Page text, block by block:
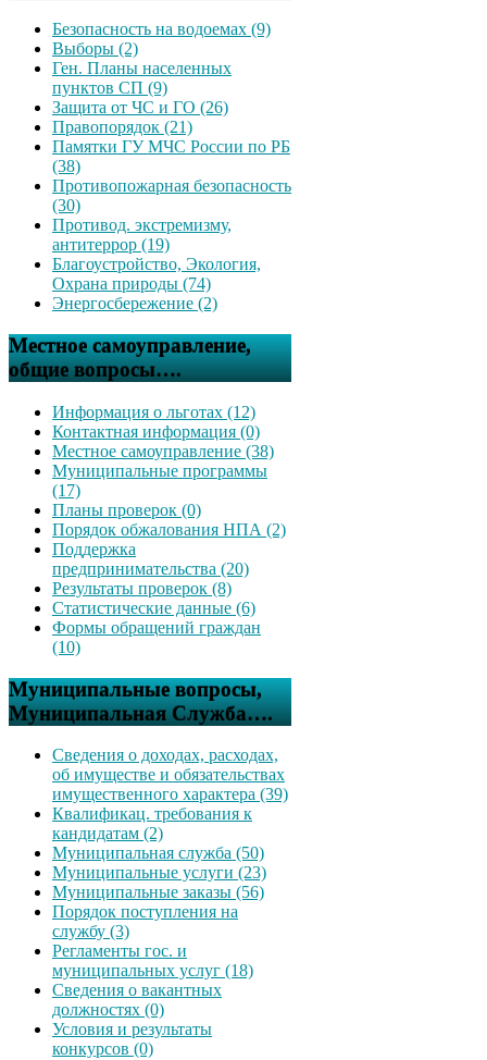
Безопасность на водоемах (9)
Выборы (2)
Ген. Планы населенных
пунктов СП (9)
Защита от ЧС и ГО (26)
Правопорядок (21)
Памятки ГУ МЧС России по РБ
(38)
Противопожарная безопасность
(30)
Противод. экстремизму,
антитеррор (19)
Благоустройство, Экология,
Охрана природы (74)
Энергосбережение (2)
Местное самоуправление,
общие вопросы….
Информация о льготах (12)
Контактная информация (0)
Местное самоуправление (38)
Муниципальные программы
(17)
Планы проверок (0)
Порядок обжалования НПА (2)
Поддержка
предпринимательства (20)
Результаты проверок (8)
Статистические данные (6)
Формы обращений граждан
(10)
Муниципальные вопросы,
Муниципальная Служба….
Сведения о доходах, расходах,
об имуществе и обязательствах
имущественного характера (39)
Квалификац. требования к
кандидатам (2)
Муниципальная служба (50)
Муниципальные услуги (23)
Муниципальные заказы (56)
Порядок поступления на
службу (3)
Регламенты гос. и
муниципальных услуг (18)
Сведения о вакантных
должностях (0)
Условия и результаты
конкурсов (0)